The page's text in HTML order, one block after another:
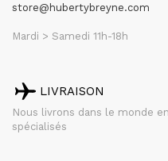
store@hubertybreyne.com
Mardi > Samedi 11h-18h
LIVRAISON
Nous livrons dans le monde
spécialisés